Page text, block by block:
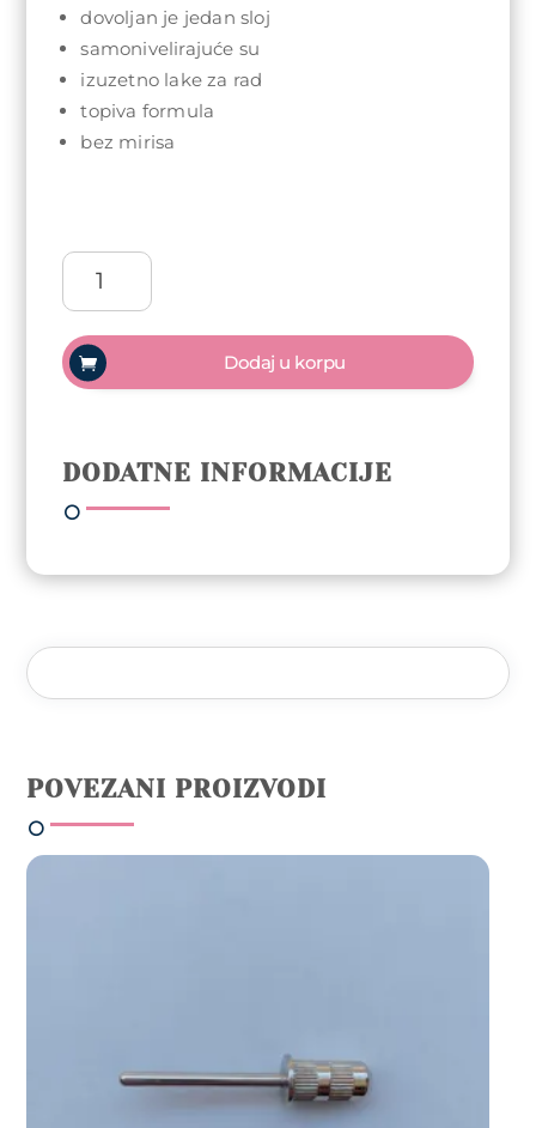
dovoljan je jedan sloj
samonivelirajuće su
izuzetno lake za rad
topiva formula
bez mirisa
Arty
Nails
trajni
lak
5ml
količina
Dodaj u korpu
DODATNE INFORMACIJE
POVEZANI PROIZVODI